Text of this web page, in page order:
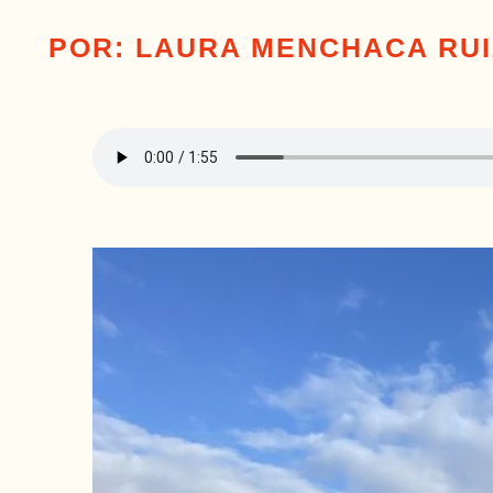
POR: LAURA MENCHACA